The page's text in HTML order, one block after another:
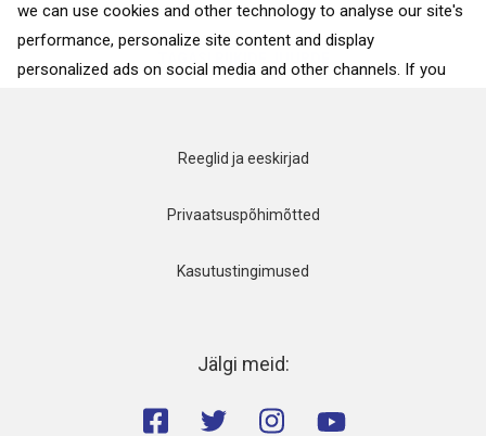
we can use cookies and other technology to analyse our site's
performance, personalize site content and display
personalized ads on social media and other channels. If you
interactions with the site, click on “Adjust selection”. To reject
only necessary cookies”. More details can be found on our
Accept only necessary cookies
Adjust selection
Reeglid ja eeskirjad
Privaatsuspõhimõtted
Kasutustingimused
Jälgi meid: